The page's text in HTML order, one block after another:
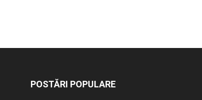
POSTĂRI POPULARE